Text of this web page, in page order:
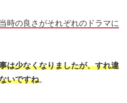
時の良さがそれぞれのドラマに
は少なくなりましたが、すれ違
いですね。